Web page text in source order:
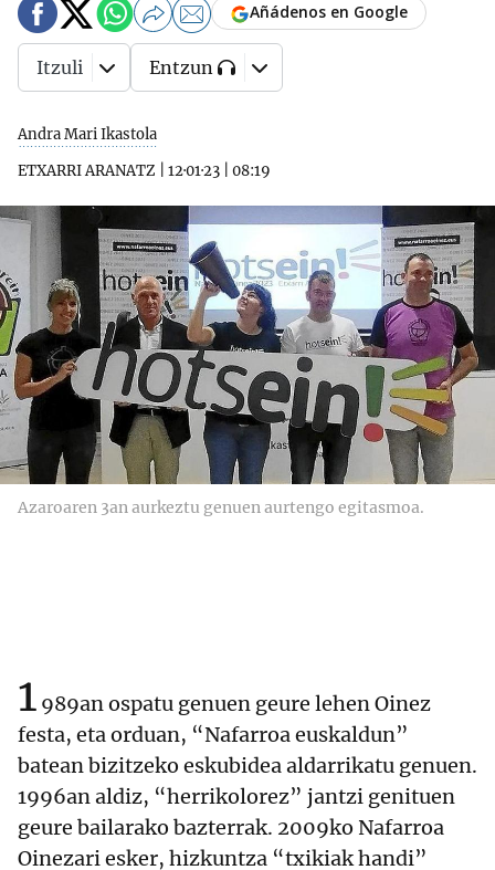
Andra Mari Ikastola
ETXARRI ARANATZ
12·01·23 08:19
Añádenos en Google
Itzuli Entzun
Azaroaren 3an aurkeztu genuen aurtengo egitasmoa.
1 989an ospatu genuen geure lehen Oinez
festa, eta orduan, “Nafarroa euskaldun”
batean bizitzeko eskubidea aldarrikatu genuen.
1996an aldiz, “herrikolorez” jantzi genituen
geure bailarako bazterrak. 2009ko Nafarroa
Oinezari esker, hizkuntza “txikiak handi”